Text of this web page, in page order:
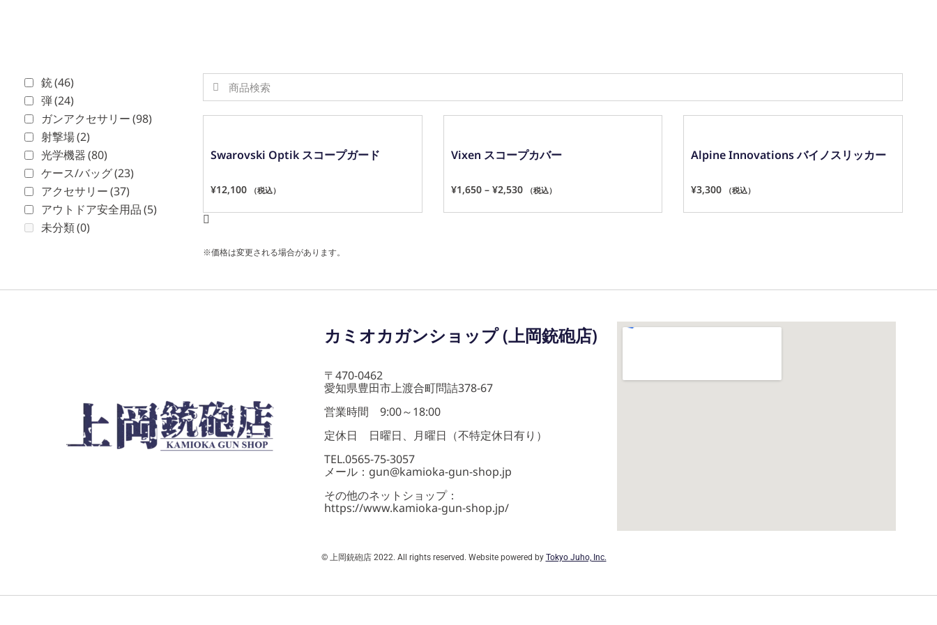
銃(46)
弾(24)
ガンアクセサリー(98)
射撃場(2)
光学機器(80)
ケース/バッグ(23)
アクセサリー(37)
アウトドア安全用品(5)
未分類(0)
Swarovski Optik スコープガード
¥12,100 （税込）
Vixen スコープカバー
¥1,650 – ¥2,530 （税込）
Alpine Innovations バイノスリッカー
¥3,300 （税込）
※価格は変更される場合があります。
カミオカガンショップ (上岡銃砲店)
〒470-0462
愛知県豊田市上渡合町問詰378-67
営業時間 9:00～18:00
定休日 日曜日、月曜日（不特定休日有り）
TEL.0565-75-3057
メール：gun@kamioka-gun-shop.jp
その他のネットショップ：
https://www.kamioka-gun-shop.jp/
© 上岡銃砲店 2022. All rights reserved. Website powered by Tokyo Juho, Inc.